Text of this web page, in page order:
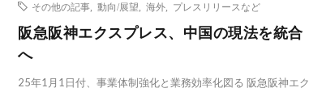
その他の記事 ,動向/展望 ,海外 プレスリリースなど
阪急阪神エクスプレス、中国の現法を統合
へ
25年1月1日付、事業体制強化と業務効率化図る 阪急阪神エク